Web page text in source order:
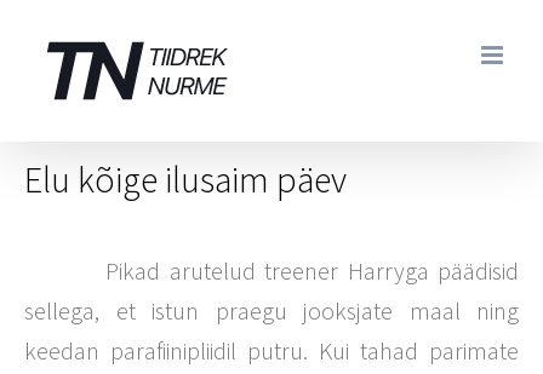
content
Elu kõige ilusaim päev
Pikad arutelud treener Harryga päädisid
sellega, et istun praegu jooksjate maal ning
keedan parafiinipliidil putru. Kui tahad parimate